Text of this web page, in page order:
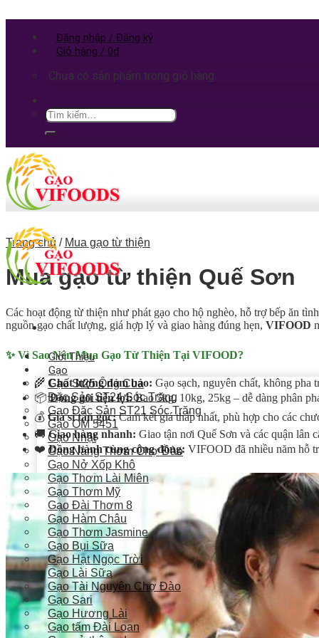
Đăng nhập / Đăng ký
Giỏ hàng / 0₫
Chưa có sản phẩm trong giỏ hàng.
Giới Thiệu
Gạo
Gạo St25 Ông Cua
Đặc Sản ST24 Sóc Trăng
Gạo Đặc Sản ST21 Sóc Trăng
Gạo OM 5451
Gạo Nhật
Gạo Nàng Thơm Chợ Đào
Gạo Nở Xốp Khô
Gạo Thơm Lài Miên
Gạo Thơm Mỹ
Gạo Đài Thơm 8
Gạo Hàm Châu
Gạo Thơm Jasmine
Gạo Bụi Sữa
Gạo Hạt Ngọc Trời
Gạo Lài Sữa
Gạo Tài Nguyên Chợ Đào
Gạo Sari
Gạo Hương Lài
Gạo tấm Đài Loan
Trang chủ / Mua gạo từ thiện
Mua gạo từ thiện Quế Sơn
Các hoạt động từ thiện như phát gạo cho hộ nghèo, hỗ trợ bếp ăn
nguồn gạo chất lượng, giá hợp lý và giao hàng đúng hẹn, VIFOOD
✨ Vì Sao Nên Mua Gạo Từ Thiện Tại VIFOOD?
🌾Chất lượng đảm bảo: Gạo sạch, nguyên chất, không pha
📦Đóng gói tiện lợi:Bao 5kg, 10kg, 25kg – dễ dàng phân
💰 Giá sỉ tận gốc:Cam kết giá thấp nhất, phù hợp cho các
🚚Giao hàng nhanh: Giao tận nơi Quế Sơn và các quận lân
❤️Đồng hành cùng cộng đồng: VIFOOD đã nhiều năm hỗ